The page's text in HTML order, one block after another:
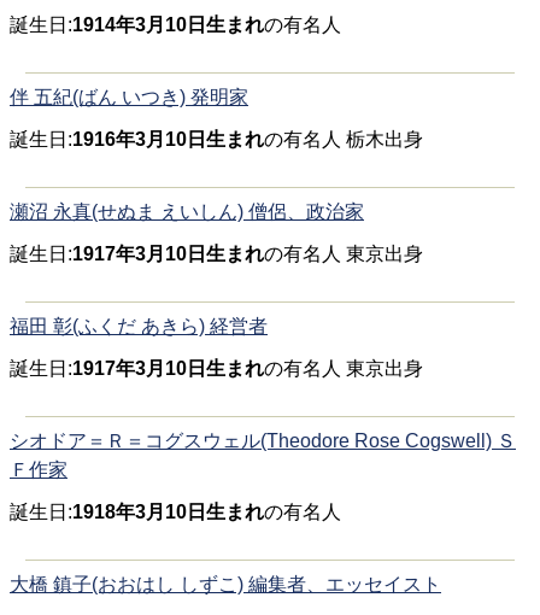
誕生日:1914年3月10日生まれの有名人
伴 五紀(ばん いつき) 発明家
誕生日:1916年3月10日生まれの有名人 栃木出身
瀬沼 永真(せぬま えいしん) 僧侶、政治家
誕生日:1917年3月10日生まれの有名人 東京出身
福田 彰(ふくだ あきら) 経営者
誕生日:1917年3月10日生まれの有名人 東京出身
シオドア＝Ｒ＝コグスウェル(Theodore Rose Cogswell) Ｓ
Ｆ作家
誕生日:1918年3月10日生まれの有名人
大橋 鎮子(おおはし しずこ) 編集者、エッセイスト